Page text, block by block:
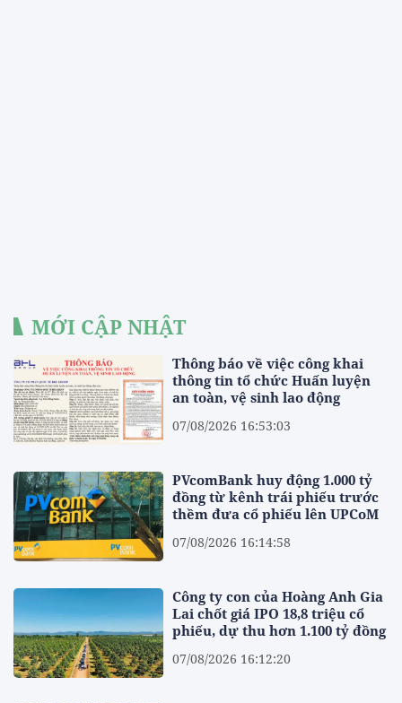
MỚI CẬP NHẬT
Thông báo về việc công khai
thông tin tổ chức Huấn luyện
an toàn, vệ sinh lao động
07/08/2026 16:53:03
PVcomBank huy động 1.000 tỷ
đồng từ kênh trái phiếu trước
thềm đưa cổ phiếu lên UPCoM
07/08/2026 16:14:58
Công ty con của Hoàng Anh Gia
Lai chốt giá IPO 18,8 triệu cổ
phiếu, dự thu hơn 1.100 tỷ đồng
07/08/2026 16:12:20